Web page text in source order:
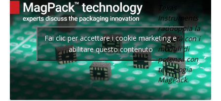
Texas
Instruments
raddoppia la
densità con i
moduli di
potenza con
tecnologia
MagPack.
Fai clic per accettare i cookie marketing e
abilitare questo contenuto